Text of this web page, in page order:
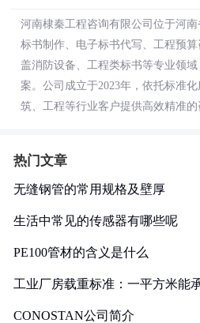
河南棣秦工程咨询有限公司位于河
标书制作、电子标书代写、工程预
盖消防设备、工程类标书等专业领
案。公司成立于2023年，依托标准
筑、工程等行业客户提供高效精准的
热门文章
无缝钢管的常用规格及壁厚
生活中常见的传感器有哪些呢
PE100管材的含义是什么
工业厂房载重标准：一平方米能
CONOSTAN公司简介